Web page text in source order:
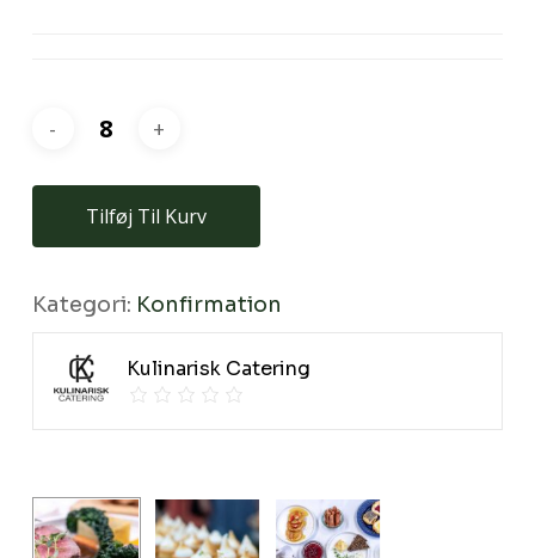
Go To Shop
Tilføj Til Kurv
Kategori: Konfirmation
Kulinarisk Catering